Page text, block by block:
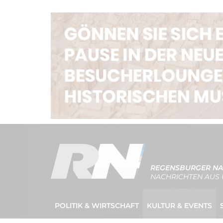
REGENSBURGER
NACHRICHTEN AUS
POLITIK & WIRTSCHAFT KULTUR & EVENTS